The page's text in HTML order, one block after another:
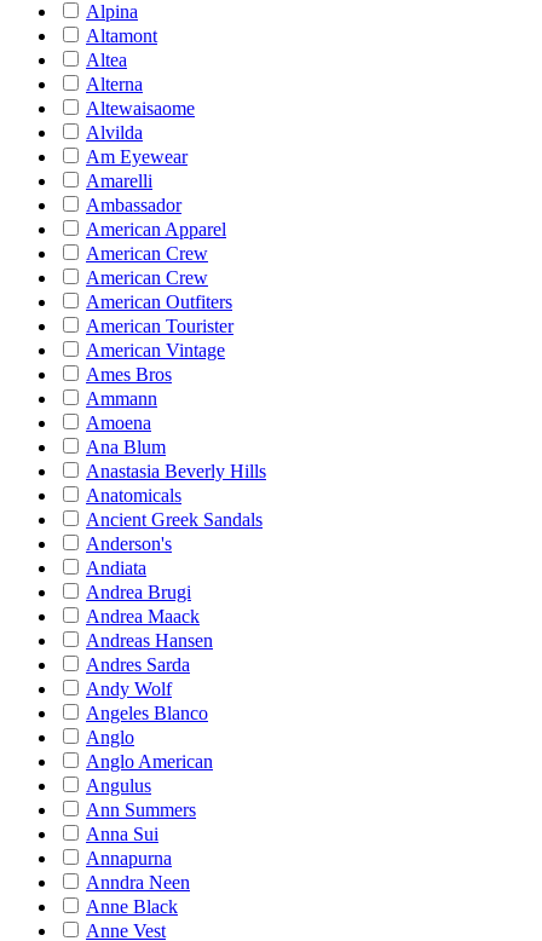
Alpina
Altamont
Altea
Alterna
Altewaisaome
Alvilda
Am Eyewear
Amarelli
Ambassador
American Apparel
American Crew
American Crew
American Outfiters
American Tourister
American Vintage
Ames Bros
Ammann
Amoena
Ana Blum
Anastasia Beverly Hills
Anatomicals
Ancient Greek Sandals
Anderson's
Andiata
Andrea Brugi
Andrea Maack
Andreas Hansen
Andres Sarda
Andy Wolf
Angeles Blanco
Anglo
Anglo American
Angulus
Ann Summers
Anna Sui
Annapurna
Anndra Neen
Anne Black
Anne Vest